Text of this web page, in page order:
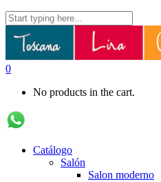
0
No products in the cart.
Catálogo
Salón
Salon moderno